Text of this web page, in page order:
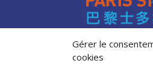
Gérer le
cookies
Accès